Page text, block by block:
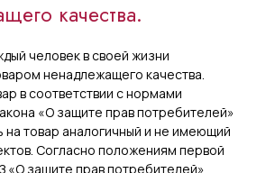
юрисдикции;
суммы за услуги юристов
качества.
человек в своей жизни
ненадлежащего качества.
в соответствии с нормами
«О защите прав потребителей»
товар аналогичный и не имеющий
Согласно положениям первой
«О защите прав потребителей»